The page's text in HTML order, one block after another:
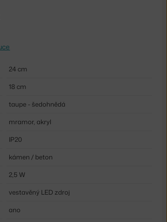
24 cm
18 cm
taupe - šedohnědá
mramor, akryl
IP20
kámen / beton
2,5 W
vestavěný LED zdroj
ano